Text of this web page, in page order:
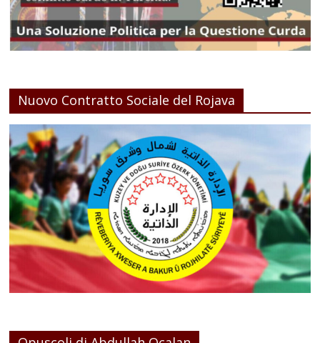
Nuovo Contratto Sociale del Rojava